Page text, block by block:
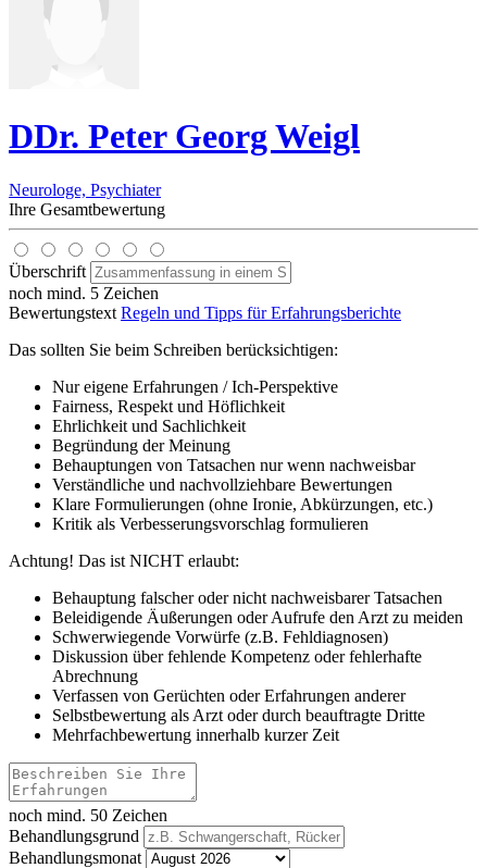
DDr. Peter Georg Weigl
Neurologe, Psychiater
Ihre Gesamtbewertung
Überschrift
noch mind. 5 Zeichen
Bewertungstext Regeln und Tipps für Erfahrungsberichte
Das sollten Sie beim Schreiben berücksichtigen:
Nur eigene Erfahrungen / Ich-Perspektive
Fairness, Respekt und Höflichkeit
Ehrlichkeit und Sachlichkeit
Begründung der Meinung
Behauptungen von Tatsachen nur wenn nachweisbar
Verständliche und nachvollziehbare Bewertungen
Klare Formulierungen (ohne Ironie, Abkürzungen, etc.)
Kritik als Verbesserungsvorschlag formulieren
Achtung! Das ist NICHT erlaubt:
Behauptung falscher oder nicht nachweisbarer Tatsachen
Beleidigende Äußerungen oder Aufrufe den Arzt zu meiden
Schwerwiegende Vorwürfe (z.B. Fehldiagnosen)
Diskussion über fehlende Kompetenz oder fehlerhafte
Abrechnung
Verfassen von Gerüchten oder Erfahrungen anderer
Selbstbewertung als Arzt oder durch beauftragte Dritte
Mehrfachbewertung innerhalb kurzer Zeit
noch mind. 50 Zeichen
Behandlungsgrund
Behandlungsmonat